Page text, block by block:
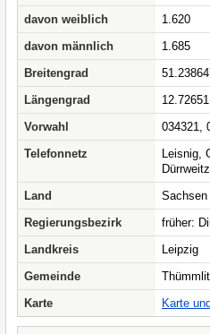
davon weiblich
1.620
davon männlich
1.685
Breitengrad
Längengrad
12.72651
Vorwahl
034321,
Telefonnetz
Leisnig,
Land
Sachsen
Regierungsbezirk
früher:
Landkreis
Leipzig
Gemeinde
Karte
Karte